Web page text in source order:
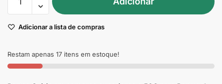
Fortificante
Lola
450ml
Adicionar a lista de compras
Restam apenas 17 itens em estoque!